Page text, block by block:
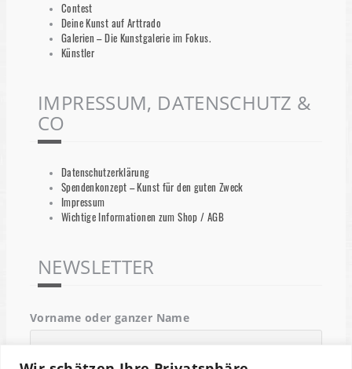
Contest
Deine Kunst auf Arttrado
Galerien – Die Kunstgalerie im Fokus.
Künstler
IMPRESSUM, DATENSCHUTZ &
CO
Datenschutzerklärung
Spendenkonzept – Kunst für den guten Zweck
Impressum
Wichtige Informationen zum Shop / AGB
NEWSLETTER
Vorname oder ganzer Name